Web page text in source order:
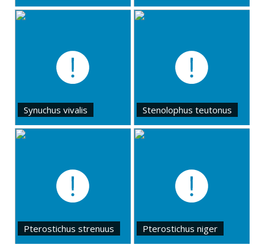
Synuchus vivalis Stenolophus teutonus
Pterostichus strenuus Pterostichus niger